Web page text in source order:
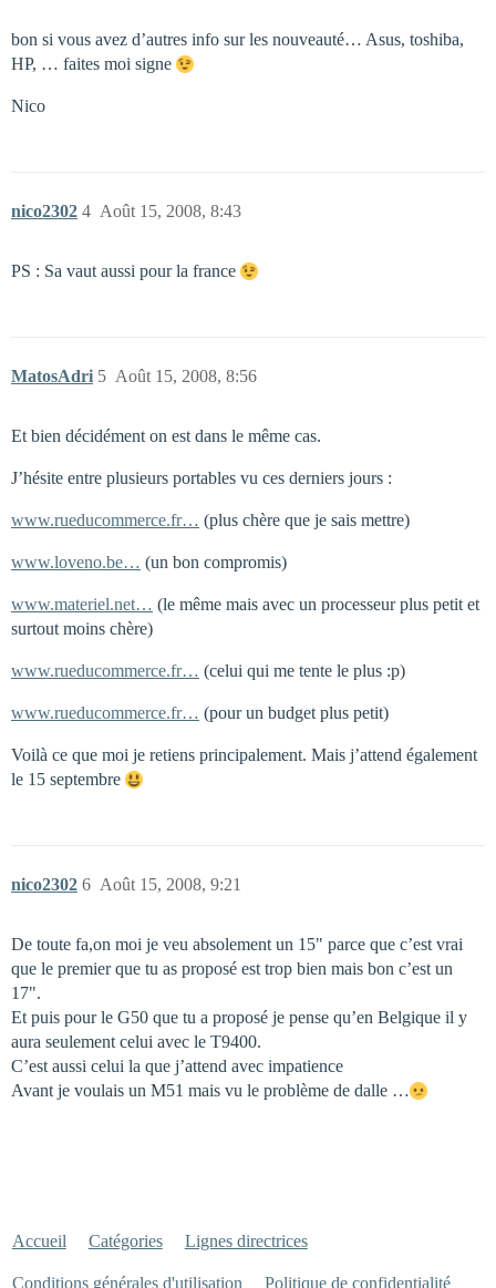
bon si vous avez d’autres info sur les nouveauté… Asus, toshiba,
HP, … faites moi signe
Nico
nico2302 Août 15, 2008, 8:43
4
PS : Sa vaut aussi pour la france
MatosAdri Août 15, 2008, 8:56
5
Et bien décidément on est dans le même cas.
J’hésite entre plusieurs portables vu ces derniers jours :
www.rueducommerce.fr… (plus chère que je sais mettre)
www.loveno.be… (un bon compromis)
www.materiel.net… (le même mais avec un processeur plus petit et
surtout moins chère)
www.rueducommerce.fr… (celui qui me tente le plus :p)
www.rueducommerce.fr… (pour un budget plus petit)
Voilà ce que moi je retiens principalement. Mais j’attend également
le 15 septembre
nico2302 Août 15, 2008, 9:21
6
De toute fa,on moi je veu absolement un 15" parce que c’est vrai
que le premier que tu as proposé est trop bien mais bon c’est un
17".
Et puis pour le G50 que tu a proposé je pense qu’en Belgique il y
aura seulement celui avec le T9400.
C’est aussi celui la que j’attend avec impatience
Avant je voulais un M51 mais vu le problème de dalle …
Accueil Catégories Lignes directrices
Conditions générales d'utilisation Politique de confidentialité